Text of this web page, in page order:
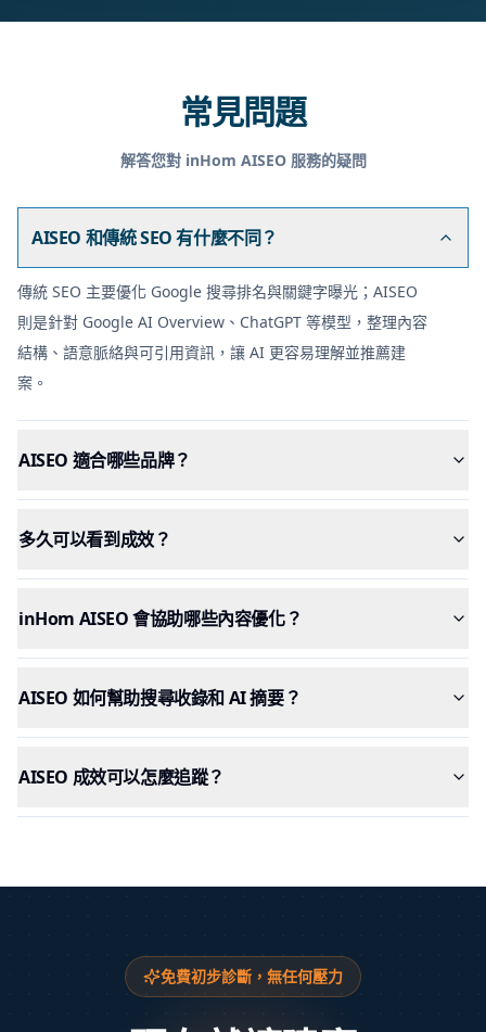
常見問題
解答您對 inHom AISEO 服務的疑問
AISEO 和傳統 SEO 有什麼不同？
傳統 SEO 主要優化 Google 搜尋排名與關鍵字曝光；AISEO
則是針對 Google AI Overview、ChatGPT 等模型，整理內容
結構、語意脈絡與可引用資訊，讓 AI 更容易理解並推薦建
案。
AISEO 適合哪些品牌？
多久可以看到成效？
inHom AISEO 會協助哪些內容優化？
AISEO 如何幫助搜尋收錄和 AI 摘要？
AISEO 成效可以怎麼追蹤？
免費初步診斷，無任何壓力